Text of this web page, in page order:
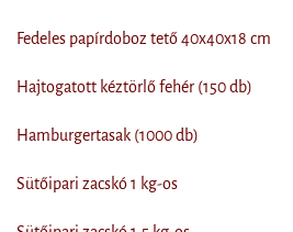
Fedeles papírdoboz tető 40x40x18 cm
Hajtogatott kéztörlő fehér (150 db)
Hamburgertasak (1000 db)
Sütőipari zacskó 1 kg-os